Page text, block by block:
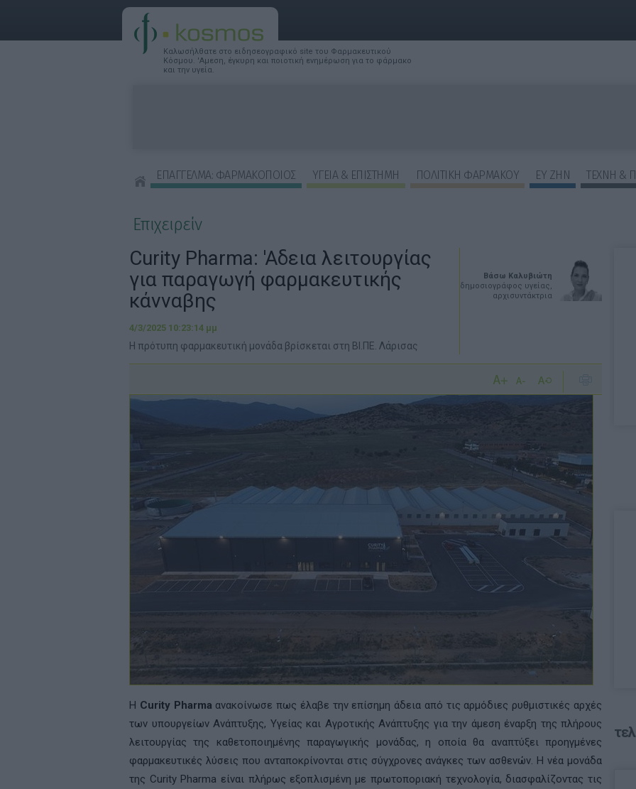
Καλωσήλθατε στο ειδησεογραφικό site του Φαρμακευτικού
Κόσμου. 'Αμεση, έγκυρη και ποιοτική ενημέρωση για το φάρμακο
και την υγεία.
ΕΠΑΓΓΕΛΜΑ: ΦΑΡΜΑΚΟΠΟΙΟΣ ΥΓΕΙΑ & ΕΠΙΣΤΗΜΗ ΠΟΛΙΤΙΚΗ ΦΑΡΜΑΚΟΥ ΕΥ ΖΗΝ
ΤΕΧΝΗ &
Επιχειρείν
Βάσω Καλυβιώτη
δημοσιογράφος υγείας,
αρχισυντάκτρια
Curity Pharma: 'Aδεια λειτουργίας
για παραγωγή φαρμακευτικής
κάνναβης
4/3/2025 10:23:14 μμ
Η πρότυπη φαρμακευτική μονάδα βρίσκεται στη ΒΙ.ΠΕ. Λάρισας
Η Curity Pharma ανακοίνωσε πως έλαβε την επίσημη άδεια από τις αρμόδιες ρυθμιστικές αρχές
των υπουργείων Ανάπτυξης, Υγείας και Αγροτικής Ανάπτυξης για την άμεση έναρξη της πλήρους
λειτουργίας της καθετοποιημένης παραγωγικής μονάδας, η οποία θα αναπτύξει προηγμένες
φαρμακευτικές λύσεις που ανταποκρίνονται στις σύγχρονες ανάγκες των ασθενών. Η νέα μονάδα
της Curity Pharma είναι πλήρως εξοπλισμένη με πρωτοποριακή τεχνολογία, διασφαλίζοντας τις